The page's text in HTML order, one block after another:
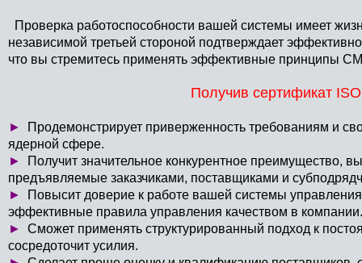
Проверка работоспособности вашей системы имеет
независимой третьей стороной подтверждает
что вы стремитесь применять эффективные принципы
Получив сертификат
►
Продемонстрирует приверженность требованиям и
ядерной сфере.
►
Получит значительное конкурентное преимущество,
предъявляемые заказчиками, поставщиками и
►
Повысит доверие к работе вашей системы
эффективные правила управления качеством в компании.
► Сможет применять структурированный подход к
сосредоточит усилия.